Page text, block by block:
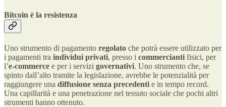
Bitcoin è la resistenza
Uno strumento di pagamento regolato che potrà essere utilizzato per
i pagamenti tra individui privati, presso i commercianti fisici, per
l’e-commerce e per i servizi governativi. Uno strumento che, se
spinto dall’alto tramite la legislazione, avrebbe le potenzialità per
raggiungere una diffusione senza precedenti e in tempo record.
Una capillarità e una penetrazione nel tessuto sociale che pochi altri
strumenti hanno ottenuto.